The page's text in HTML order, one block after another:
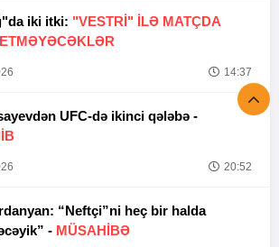
iki itki: "VESTRİ" İLƏ MATÇDA
14:37
Tofiq Musayevdən UFC-də ikinci qələbə -
20:52
“Neftçi”ni heç bir halda
- MÜSAHİBƏ